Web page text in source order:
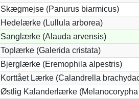
Skægmejse (Panurus biarmicus)
Hedelærke (Lullula arborea)
Sanglærke (Alauda arvensis)
Toplærke (Galerida cristata)
Bjerglærke (Eremophila alpestris)
Korttået Lærke (Calandrella
Østlig Kalanderlærke (Melanocorypha